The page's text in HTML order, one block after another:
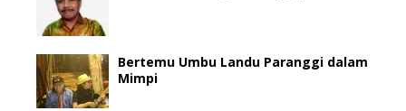
Bertemu Umbu Landu Paranggi dalam
Mimpi